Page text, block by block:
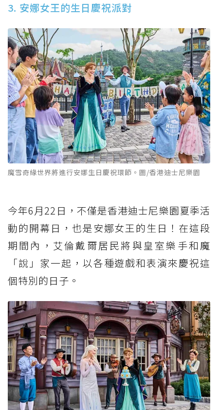
3. 安娜女王的生日慶祝派對
魔雪奇緣世界將進行安娜生日慶祝環節。圖/香港迪士尼樂園
今年6月22日，不僅是香港迪士尼樂園夏季活
動的開幕日，也是安娜女王的生日！在這段
期間內，艾倫戴爾居民將與皇室樂手和魔
「說」家一起，以各種遊戲和表演來慶祝這
個特別的日子。